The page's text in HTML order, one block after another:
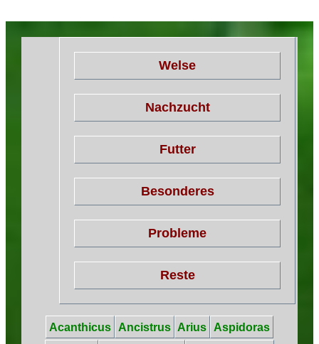
Welse
Nachzucht
Futter
Besonderes
Probleme
Reste
Acanthicus Ancistrus Arius
Aspidoras